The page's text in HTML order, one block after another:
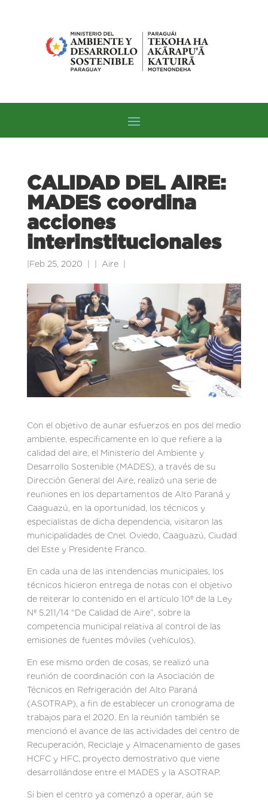
CALIDAD DEL AIRE:
MADES coordina
acciones
interinstitucionales
Feb 25, 2020 Aire
Con el objetivo de aunar esfuerzos en pos del medio
ambiente, específicamente en lo que refiere a la
calidad del aire, el Ministerio del Ambiente y
Desarrollo Sostenible (MADES), a través de su
Dirección General del Aire, realizó una serie de
reuniones en los departamentos de Alto Paraná y
Caaguazú, en la oportunidad, los técnicos y
especialistas de dicha dependencia, visitaron las
municipalidades de Cnel. Oviedo, Caaguazú, Ciudad
del Este y Presidente Franco.
En cada una de las intendencias municipales, los
técnicos hicieron entrega de notas con el objetivo
de reiterar lo contenido en el artículo 10º de la Ley
Nº 5.211/14 “De Calidad de Aire”, sobre la
competencia municipal relativa al control de las
emisiones de fuentes móviles (vehículos).
En ese mismo orden de cosas, se realizó una
reunión de coordinación con la Asociación de
Técnicos en Refrigeración del Alto Paraná
(ASOTRAP), a fin de establecer un cronograma de
trabajos para el 2020. En la reunión también se
mencionó el avance de las actividades del centro de
Recuperación, Reciclaje y Almacenamiento de gases
HCFC y HFC, proyecto demostrativo que viene
desarrollándose entre el MADES y la ASOTRAP.
Si bien el centro ya comenzó a operar, aún se